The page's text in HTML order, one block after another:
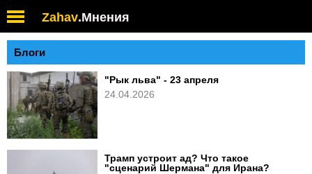
Zahav.Мнения
Блоги
"Рык льва" - 23 апреля
24.04.2026
Трамп устроит ад? Что такое
"сценарий Шермана" для Ирана?